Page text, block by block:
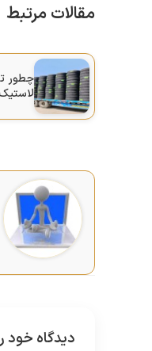
مقالات مرتبط
چطور
دیدگاه‌ خود